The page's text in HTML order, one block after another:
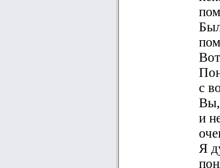
с
Вы,
и
Я